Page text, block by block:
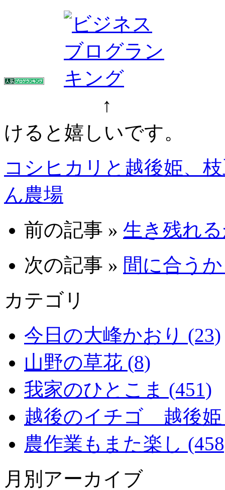
↑ ↑ クリ
けると嬉しいです。
コシヒカリと越後姫、
ん農場
前の記事 » 生き残れ
次の記事 » 間に合う
カテゴリ
今日の大峰かおり (23)
山野の草花 (8)
我家のひとこま (451)
越後のイチゴ 越後姫
農作業もまた楽し
月別アーカイブ